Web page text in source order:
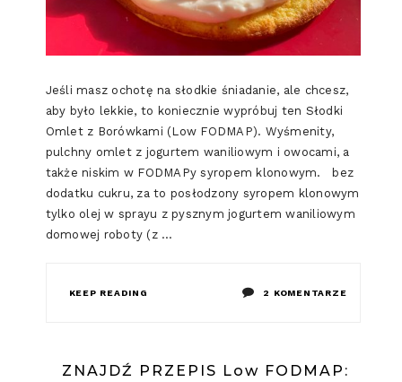
Jeśli masz ochotę na słodkie śniadanie, ale chcesz,
aby było lekkie, to koniecznie wypróbuj ten Słodki
Omlet z Borówkami (Low FODMAP). Wyśmenity,
pulchny omlet z jogurtem waniliowym i owocami, a
także niskim w FODMAPy syropem klonowym. bez
dodatku cukru, za to posłodzony syropem klonowym
tylko olej w sprayu z pysznym jogurtem waniliowym
domowej roboty (z …
KEEP READING 2 KOMENTARZEDO
ZNAJDŹ PRZEPIS Low FODMAP: